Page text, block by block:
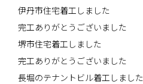
伊丹市住宅着工しました
完工ありがとうございました
堺市住宅着工しました
完工ありがとうございました
長堀のテナントビル着工しました